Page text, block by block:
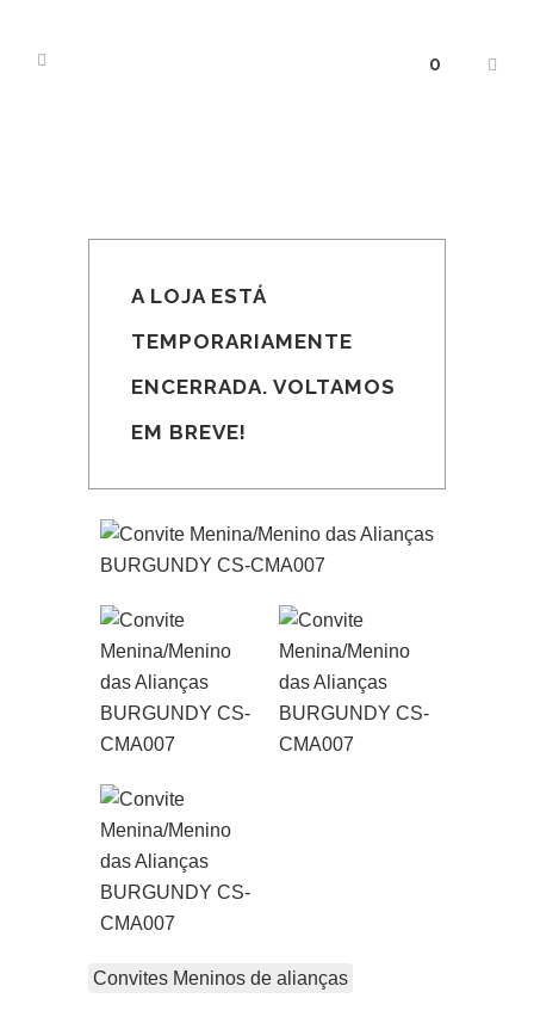
0
A LOJA ESTÁ
TEMPORARIAMENTE
ENCERRADA. VOLTAMOS
EM BREVE!
Convites Meninos de alianças